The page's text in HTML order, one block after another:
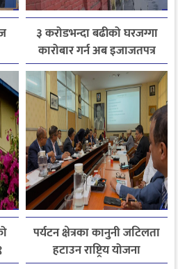
३ करोडभन्दा बढीको घरजग्गा
कारोबार गर्न अब इजाजतपत्र
अनिवार्य
पर्यटन क्षेत्रका कानुनी जटिलता
हटाउन राष्ट्रिय योजना